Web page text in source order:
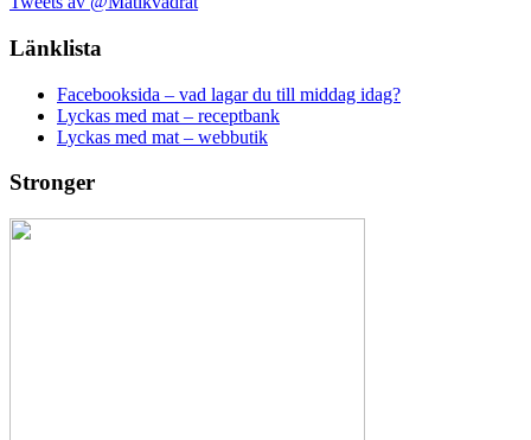
Länklista
Facebooksida – vad lagar du till middag idag?
Lyckas med mat – receptbank
Lyckas med mat – webbutik
Stronger